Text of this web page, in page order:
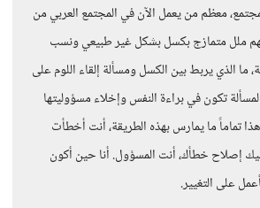
معظم من يعمل الآن في المجتمع العربي من
ملل متمازج بكسل بشكل غير طبيعي ونسب
ما الذي يربط بين الكسل ومسألة إلقاء اللوم على
تكون في براءة النفس وإخلاء مسؤوليتها
تماماً ما يمارس بهذه الطريقة، أنت أخطأت
إصلاح خطأك، أنت المسؤول. أنا حين أكون
على التغيير.